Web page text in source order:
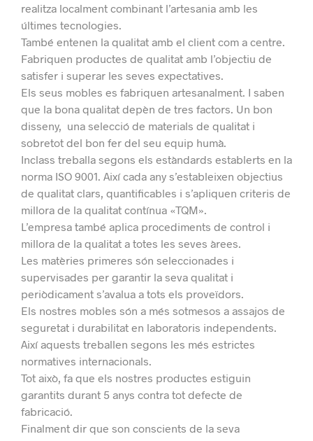
realitza localment combinant l’artesania amb les
últimes tecnologies.
També entenen la qualitat amb el client com a centre.
Fabriquen productes de qualitat amb l’objectiu de
satisfer i superar les seves expectatives.
Els seus mobles es fabriquen artesanalment. I saben
que la bona qualitat depèn de tres factors. Un bon
disseny, una selecció de materials de qualitat i
sobretot del bon fer del seu equip humà.
Inclass treballa segons els estàndards establerts en la
norma ISO 9001. Així cada any s’estableixen objectius
de qualitat clars, quantificables i s’apliquen criteris de
millora de la qualitat contínua «TQM».
L’empresa també aplica procediments de control i
millora de la qualitat a totes les seves àrees.
Les matèries primeres són seleccionades i
supervisades per garantir la seva qualitat i
periòdicament s’avalua a tots els proveïdors.
Els nostres mobles són a més sotmesos a assajos de
seguretat i durabilitat en laboratoris independents.
Així aquests treballen segons les més estrictes
normatives internacionals.
Tot això, fa que els nostres productes estiguin
garantits durant 5 anys contra tot defecte de
fabricació.
Finalment dir que son conscients de la seva